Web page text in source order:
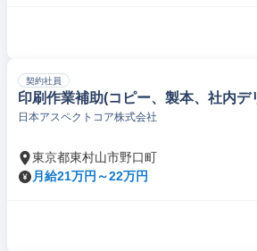
契約社員
印刷作業補助(コピー、製本、社内デ
日本アスペクトコア株式会社
東京都東村山市野口町
月給21万円～22万円